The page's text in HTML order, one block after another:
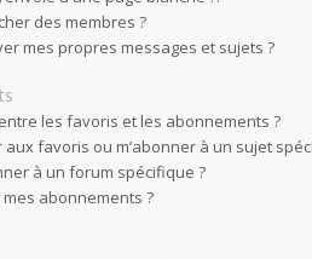
des membres ?
mes propres messages et sujets ?
les favoris et les abonnements ?
favoris ou m’abonner à un sujet
à un forum spécifique ?
abonnements ?